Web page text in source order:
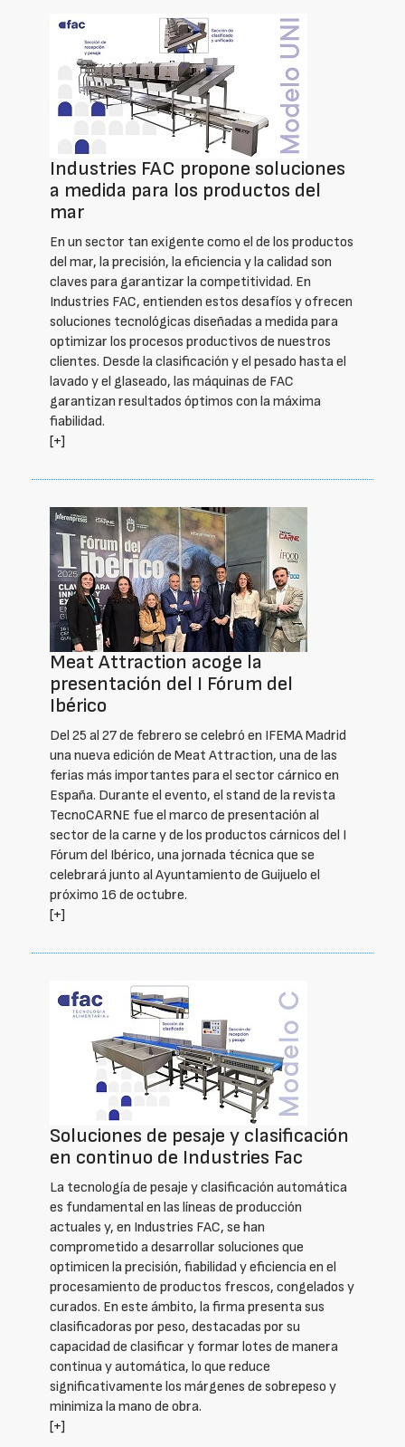
Industries FAC propone soluciones
a medida para los productos del
mar
En un sector tan exigente como el de los productos
del mar, la precisión, la eficiencia y la calidad son
claves para garantizar la competitividad. En
Industries FAC, entienden estos desafíos y ofrecen
soluciones tecnológicas diseñadas a medida para
optimizar los procesos productivos de nuestros
clientes. Desde la clasificación y el pesado hasta el
lavado y el glaseado, las máquinas de FAC
garantizan resultados óptimos con la máxima
fiabilidad.
[+]
Meat Attraction acoge la
presentación del I Fórum del
Ibérico
Del 25 al 27 de febrero se celebró en IFEMA Madrid
una nueva edición de Meat Attraction, una de las
ferias más importantes para el sector cárnico en
España. Durante el evento, el stand de la revista
TecnoCARNE fue el marco de presentación al
sector de la carne y de los productos cárnicos del I
Fórum del Ibérico, una jornada técnica que se
celebrará junto al Ayuntamiento de Guijuelo el
próximo 16 de octubre.
[+]
Soluciones de pesaje y clasificación
en continuo de Industries Fac
La tecnología de pesaje y clasificación automática
es fundamental en las líneas de producción
actuales y, en Industries FAC, se han
comprometido a desarrollar soluciones que
optimicen la precisión, fiabilidad y eficiencia en el
procesamiento de productos frescos, congelados y
curados. En este ámbito, la firma presenta sus
clasificadoras por peso, destacadas por su
capacidad de clasificar y formar lotes de manera
continua y automática, lo que reduce
significativamente los márgenes de sobrepeso y
minimiza la mano de obra.
[+]